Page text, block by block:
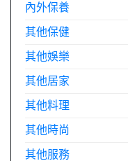
內外保養
其他保健
其他娛樂
其他居家
其他料理
其他時尚
其他服務